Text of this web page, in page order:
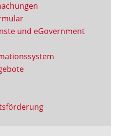
und eGovernment